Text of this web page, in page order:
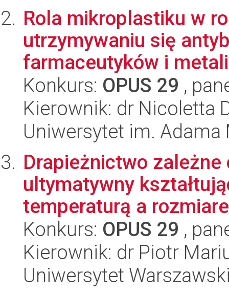
Rola mikroplastiku w
utrzymywaniu się
farmaceutyków i
Konkurs: OPUS 29 ,
Kierownik: dr Nicoletta
Uniwersytet im.
Drapieżnictwo
ultymatywny
temperaturą a
Konkurs: OPUS 29 ,
Kierownik: dr Piotr
Uniwersytet